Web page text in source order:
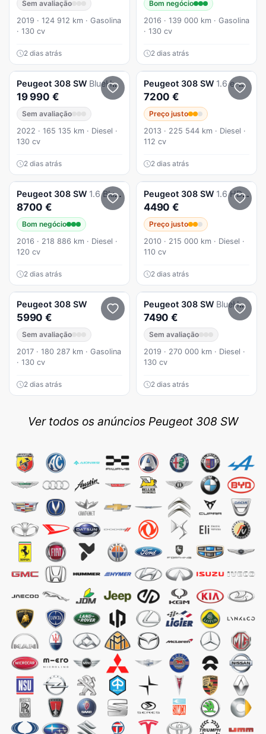
Sem avaliação
2019 · 124 912 km · Gasolina
· 130 cv
2 dias atrás
Bom negócio
2016 · 139 000 km · Gasolina
· 130 cv
2 dias atrás
Peugeot 308 SW BlueHDi 130 Allure Pack
19 990 €
Sem avaliação
2022 · 165 135 km · Diesel ·
130 cv
2 dias atrás
Peugeot 308 SW 1.6 e-HDi Access CVM6
7200 €
Preço justo
2013 · 225 544 km · Diesel ·
112 cv
2 dias atrás
Peugeot 308 SW 1.6 BlueHDi Style J17
8700 €
Bom negócio
2016 · 218 886 km · Diesel ·
120 cv
2 dias atrás
Peugeot 308 SW 1.6 HDi Executive CVM6
4490 €
Preço justo
2010 · 215 000 km · Diesel ·
110 cv
2 dias atrás
Peugeot 308 SW
5990 €
Sem avaliação
2017 · 180 287 km · Gasolina
· 130 cv
2 dias atrás
Peugeot 308 SW BlueHDi 130 Stop & Start Allure
7490 €
Sem avaliação
2019 · 270 000 km · Diesel ·
130 cv
2 dias atrás
Ver todos os anúncios Peugeot 308 SW